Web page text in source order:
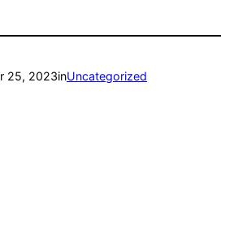
25, 2023inUncategorized